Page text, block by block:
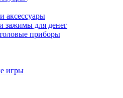
аксессуары
зажимы для денег
приборы
игры